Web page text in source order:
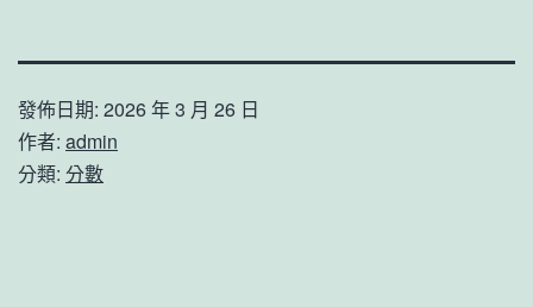
發佈日期: 2026 年 3 月 26 日
作者: admin
分類: 分數